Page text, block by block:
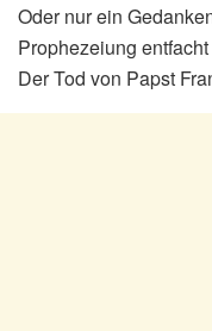
Oder nur ein
Prophezeiung
Der Tod von Papst